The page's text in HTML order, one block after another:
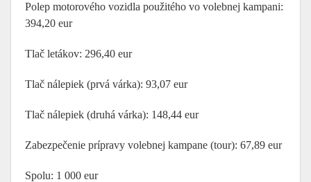
Polep motorového vozidla použitého vo volebnej kampani:
394,20 eur
Tlač letákov: 296,40 eur
Tlač nálepiek (prvá várka): 93,07 eur
Tlač nálepiek (druhá várka): 148,44 eur
Zabezpečenie prípravy volebnej kampane (tour): 67,89 eur
Spolu: 1 000 eur